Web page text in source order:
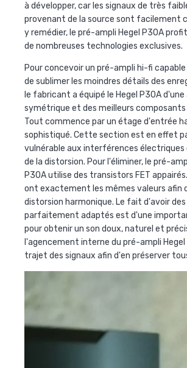
à développer, car les signaux de très
provenant de la source sont facilement
y remédier, le pré-ampli Hegel P30A
de nombreuses technologies exclusives.
Pour concevoir un pré-ampli hi-fi
de sublimer les moindres détails des
le fabricant a équipé le Hegel P30A
symétrique et des meilleurs composants
Tout commence par un étage d'entrée
sophistiqué. Cette section est en effet
vulnérable aux interférences électriques
de la distorsion. Pour l'éliminer, le pré-
P30A utilise des transistors FET
ont exactement les mêmes valeurs afin
distorsion harmonique. Le fait d'avoir
parfaitement adaptés est d'une
pour obtenir un son doux, naturel et
l'agencement interne du pré-ampli
trajet des signaux afin d'en préserver